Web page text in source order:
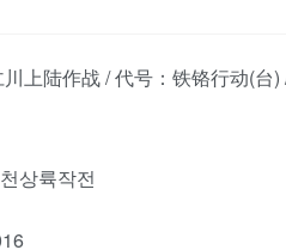
作战 / 代号：铁铬行动(台) /
륙작전